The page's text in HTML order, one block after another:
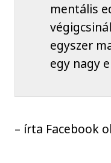
mentális
egyszer
egy nagy
– írta Facebook